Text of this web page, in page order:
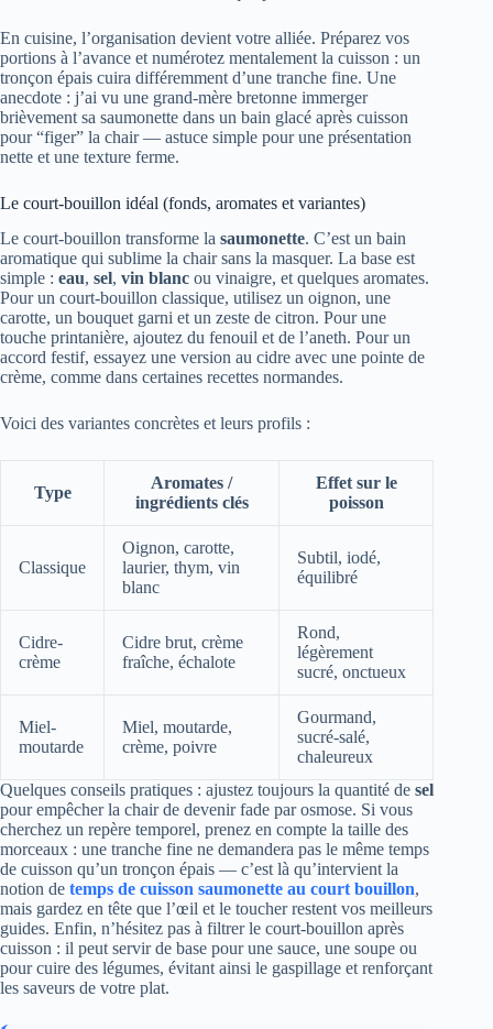
En cuisine, l’organisation devient votre alliée. Préparez vos
portions à l’avance et numérotez mentalement la cuisson : un
tronçon épais cuira différemment d’une tranche fine. Une
anecdote : j’ai vu une grand-mère bretonne immerger
brièvement sa saumonette dans un bain glacé après cuisson
pour “figer” la chair — astuce simple pour une présentation
nette et une texture ferme.
Le court-bouillon idéal (fonds, aromates et variantes)
Le court-bouillon transforme la saumonette. C’est un bain
aromatique qui sublime la chair sans la masquer. La base est
simple : eau, sel, vin blanc ou vinaigre, et quelques aromates.
Pour un court-bouillon classique, utilisez un oignon, une
carotte, un bouquet garni et un zeste de citron. Pour une
touche printanière, ajoutez du fenouil et de l’aneth. Pour un
accord festif, essayez une version au cidre avec une pointe de
crème, comme dans certaines recettes normandes.
Voici des variantes concrètes et leurs profils :
Type
Aromates /
ingrédients clés
Effet sur le
poisson
Classique
Oignon, carotte,
laurier, thym, vin
blanc
Subtil, iodé,
équilibré
Cidre-
crème
Cidre brut, crème
fraîche, échalote
Rond,
légèrement
sucré, onctueux
Miel-
moutarde
Miel, moutarde,
crème, poivre
Gourmand,
sucré-salé,
chaleureux
Quelques conseils pratiques : ajustez toujours la quantité de sel
pour empêcher la chair de devenir fade par osmose. Si vous
cherchez un repère temporel, prenez en compte la taille des
morceaux : une tranche fine ne demandera pas le même temps
de cuisson qu’un tronçon épais — c’est là qu’intervient la
notion de temps de cuisson saumonette au court bouillon,
mais gardez en tête que l’œil et le toucher restent vos meilleurs
guides. Enfin, n’hésitez pas à filtrer le court-bouillon après
cuisson : il peut servir de base pour une sauce, une soupe ou
pour cuire des légumes, évitant ainsi le gaspillage et renforçant
les saveurs de votre plat.